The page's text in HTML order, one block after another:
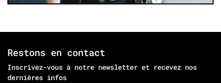
Restons en contact
Inscrivez-vous à notre newsletter et recevez nos
dernières infos